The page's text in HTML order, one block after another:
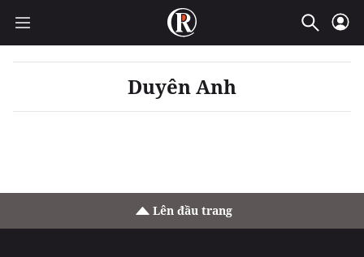
Duyên Anh
Lên đầu trang